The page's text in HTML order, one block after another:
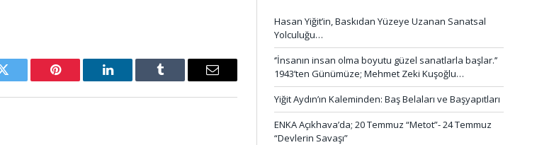
Twitter Pinterest LinkedIn Tumblr Email
Hasan Yiğit’in, Baskıdan Yüzeye Uzanan Sanatsal
Yolculuğu…
‘’İnsanın insan olma boyutu güzel sanatlarla başlar.’’
1943’ten Günümüze; Mehmet Zeki Kuşoğlu…
Yiğit Aydın’ın Kaleminden: Baş Belaları ve Başyapıtları
ENKA Açıkhava’da; 20 Temmuz “Metot”- 24 Temmuz
“Devlerin Savaşı”